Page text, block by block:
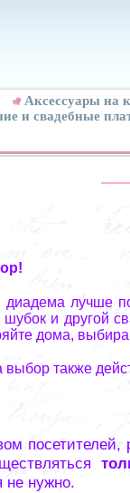
Аксессуары на
и свадебные
диадема лучше
и другой
дома,
выбор также
не нужно.